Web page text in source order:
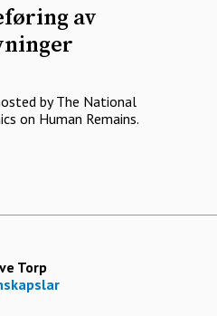
av
by The National
on Human Remains.
Torp